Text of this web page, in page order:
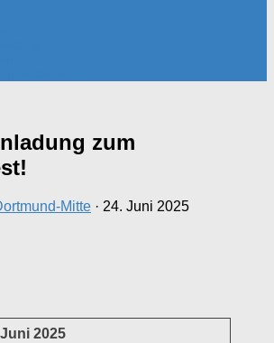
zum
Mitte · 24. Juni 2025
2025